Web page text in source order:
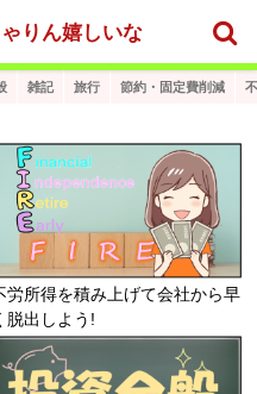
りん嬉しいな
雑記 旅行 節約・固定費削減
労所得を積み上げて会社から早
脱出しよう!